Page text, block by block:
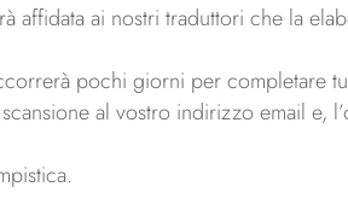
affidata ai nostri traduttori che la
pochi giorni per completare
al vostro indirizzo email e,